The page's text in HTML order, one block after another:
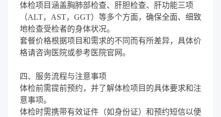
体检项目涵盖胸肺部检查、肝胆检查、肝功能三项
（ALT，AST，GGT）等多个方面，确保全面、细致
地检查受检者的身体状况。
套餐价格根据项目和需求的不同而有所差异，具体价
格请咨询医院或参考医院官网。
四、服务流程与注意事项
体检前需提前预约，并了解体检项目的具体要求和注
意事项。
体检时需携带有效证件（如身份证）和预约短信以便